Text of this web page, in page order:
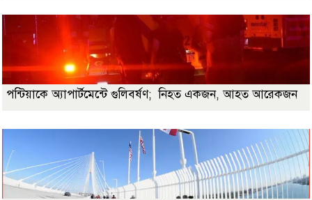
পন্টিয়াকে অ্যাপার্টমেন্টে গুলিবর্ষণ; নিহত একজন, আহত আরেকজন